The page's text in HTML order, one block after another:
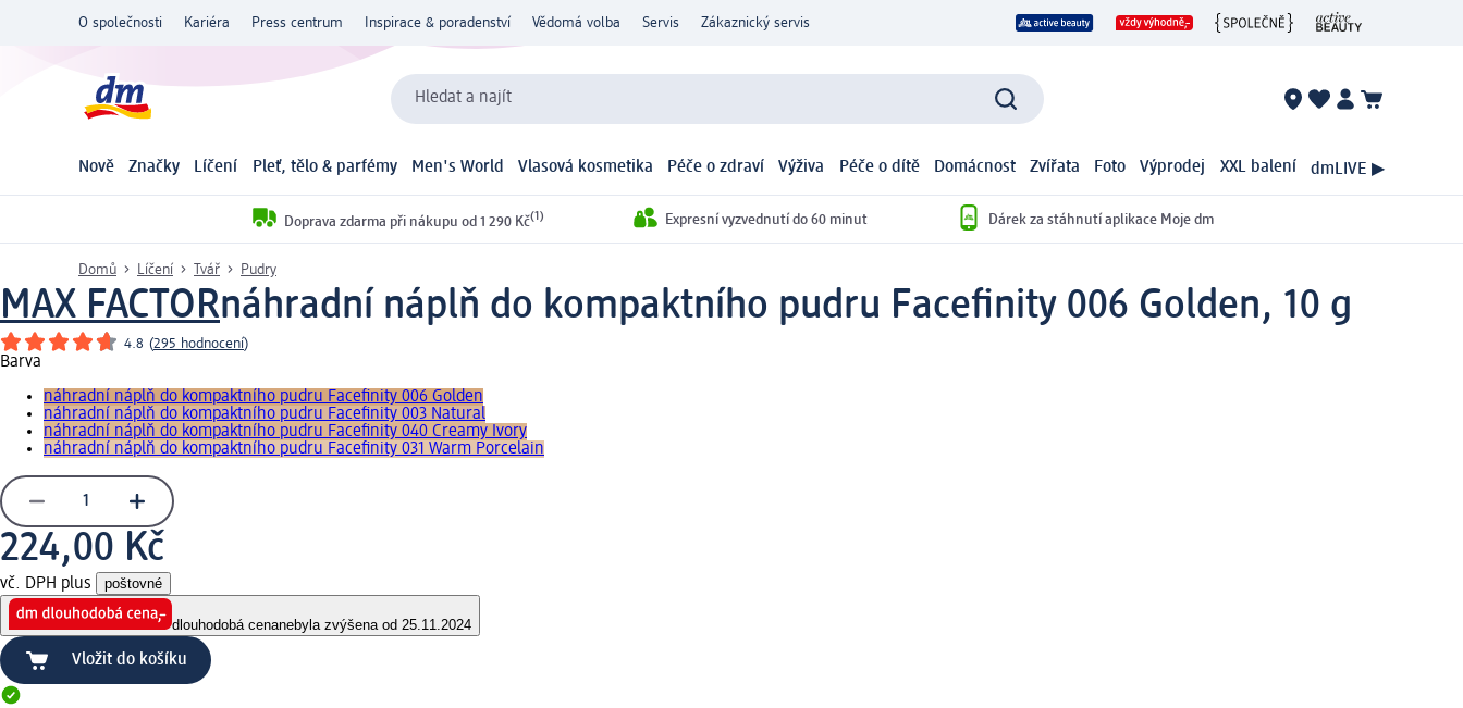
O společnosti Kariéra Press centrum Inspirace & poradenství Vědomá volba Servis Zákaznický servis
Hledat a najít
Nově Značky Líčení Pleť, tělo & parfémy Men's World Vlasová kosmetika Péče o zdraví Výživa Péče o dítě Domácnost Zvířata Foto Výprodej XXL balení dmLIVE ▶
Doprava zdarma při nákupu od 1 290 Kč(1) Expresní vyzvednutí do 60 minut Dárek za stáhnutí aplikace Moje dm
Domů Líčení Tvář Pudry
MAX FACTORnáhradní náplň do kompaktního pudru Facefinity 006 Golden, 10 g
4.8 (295 hodnocení)
Barva
náhradní náplň do kompaktního pudru Facefinity 006 Golden
náhradní náplň do kompaktního pudru Facefinity 003 Natural
náhradní náplň do kompaktního pudru Facefinity 040 Creamy Ivory
náhradní náplň do kompaktního pudru Facefinity 031 Warm Porcelain
224,00 Kč
vč. DPH plus poštovné
dlouhodobá cenanebyla zvýšena od 25.11.2024
Vložit do košíku